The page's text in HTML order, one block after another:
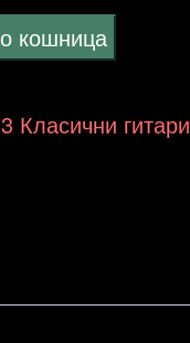
кошница
Класични гитари